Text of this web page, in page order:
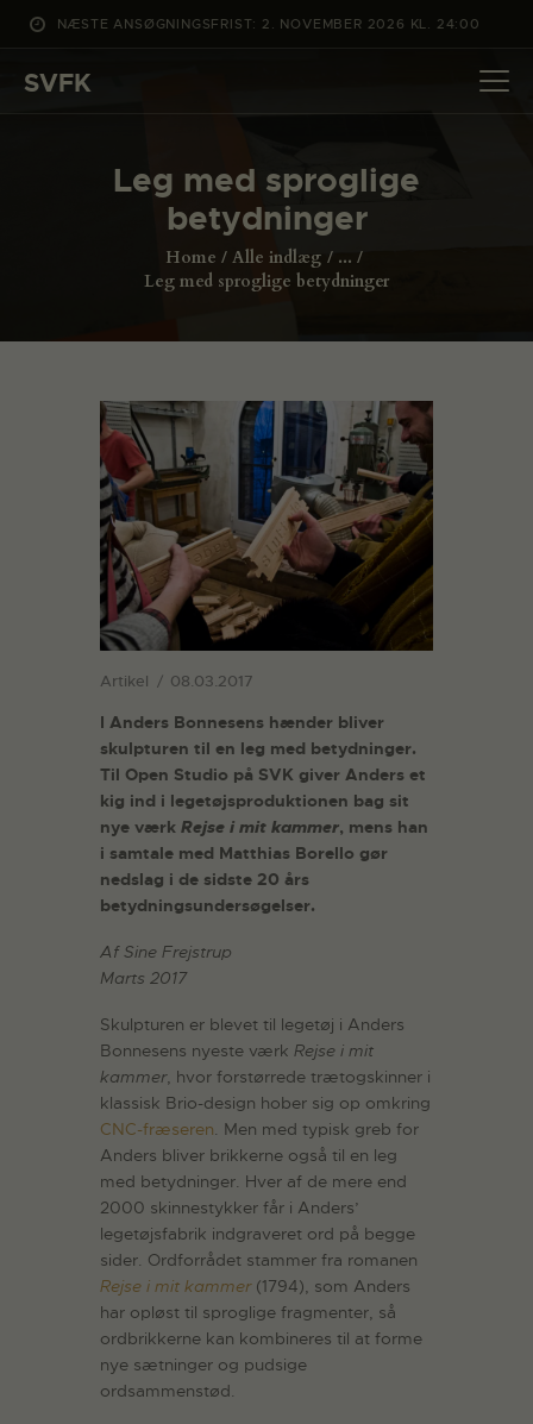
NÆSTE ANSØGNINGSFRIST: 2. NOVEMBER 2026 KL. 24:00
SVFK
Leg med sproglige
betydninger
Home Alle indlæg
...
Leg med sproglige betydninger
DET SKER
PROJEKTER
ANSØG
Artikel 08.03.2017
I Anders Bonnesens hænder bliver
skulpturen til en leg med betydninger.
Til Open Studio på SVK giver Anders et
kig ind i legetøjsproduktionen bag sit
nye værk Rejse i mit kammer, mens han
i samtale med Matthias Borello gør
nedslag i de sidste 20 års
betydningsundersøgelser.
Af Sine Frejstrup
Marts 2017
Skulpturen er blevet til legetøj i Anders
Bonnesens nyeste værk Rejse i mit
kammer, hvor forstørrede trætogskinner i
klassisk Brio-design hober sig op omkring
CNC-fræseren. Men med typisk greb for
Anders bliver brikkerne også til en leg
med betydninger. Hver af de mere end
2000 skinnestykker får i Anders’
legetøjsfabrik indgraveret ord på begge
sider. Ordforrådet stammer fra romanen
Rejse i mit kammer(1794), som Anders
har opløst til sproglige fragmenter, så
ordbrikkerne kan kombineres til at forme
nye sætninger og pudsige
ordsammenstød.